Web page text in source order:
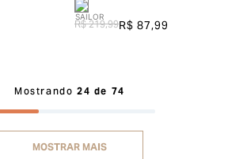
R$ 219,99R$ 87,99
Mostrando24 de 74
MOSTRAR MAIS